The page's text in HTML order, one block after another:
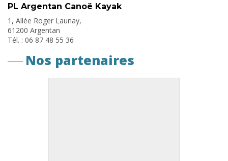
PL Argentan Canoë Kayak
1, Allée Roger Launay,
61200 Argentan
Tél. : 06 87 48 55 36
Nos partenaires